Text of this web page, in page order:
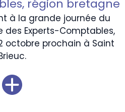
région bretagne
à la grande journée du
des Experts-Comptables,
octobre prochain à Saint